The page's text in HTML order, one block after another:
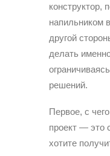
конструктор,
напильником
другой
делать
решений.
Первое, с
проект — это
хотите